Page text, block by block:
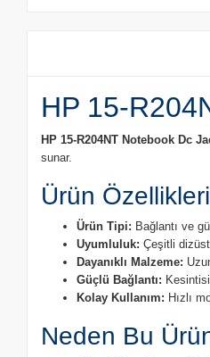
HP 15-
HP 15-R204NT Notebook Dc
sunar.
Ürün
Ürün Tipi: Bağlantı ve
Uyumluluk: Çeşitli
Dayanıklı Malzeme:
Güçlü Bağlantı:
Kolay Kullanım: Hızlı
Neden Bu